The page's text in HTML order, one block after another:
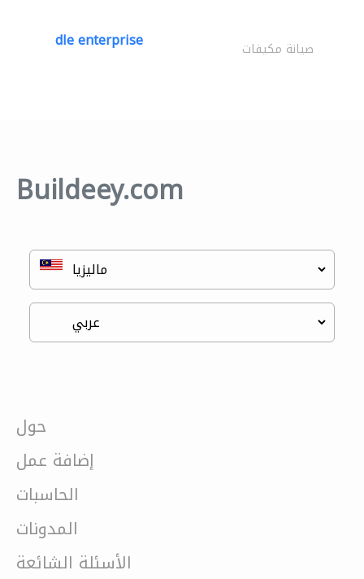
dle enterprise صيانة مكيفات
Buildeey.com
حول
إضافة عمل
الحاسبات
المدونات
الأسئلة الشائعة